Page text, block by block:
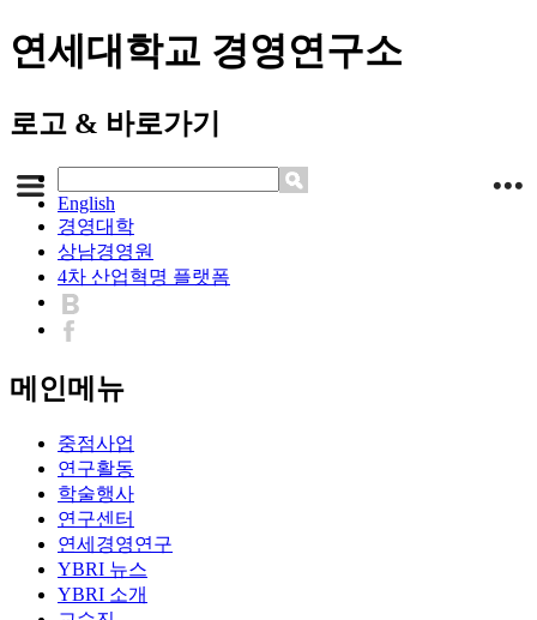
연세대학교 경영연구소
로고 & 바로가기
English
경영대학
상남경영원
4차 산업혁명 플랫폼
메인메뉴
중점사업
연구활동
학술행사
연구센터
연세경영연구
YBRI 뉴스
YBRI 소개